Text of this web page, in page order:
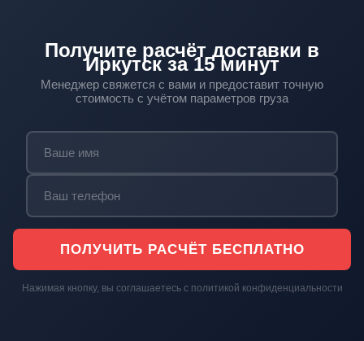
Получите расчёт доставки в
Иркутск за 15 минут
Менеджер свяжется с вами и предоставит точную
стоимость с учётом параметров груза
ПОЛУЧИТЬ РАСЧЁТ БЕСПЛАТНО
Нажимая кнопку, вы соглашаетесь с политикой конфиденциальности